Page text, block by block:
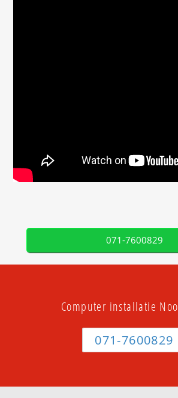
071-7600829
Computer installatie
071-7600829